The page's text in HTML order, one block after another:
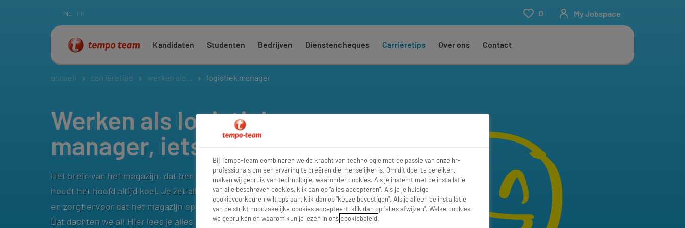
Kandidaten Studenten Bedrijven Dienstencheques Carrièretips Over ons Contact
NL FR 0 My Jobspace
accueil carrièretips werken als... logistiek manager
Werken als logistiek
manager, iets voor jou?
Het brein van het magazijn, dat ben jij als logistiek manager! 🧠 Je
houdt het hoofd altijd koel. Je zet alle medewerkers op de juiste plek
en zorgt ervoor dat het magazijn op volle toeren draait. Interessant?
Dat dachten we al! Hier lees je alles over werken als logistiek
Bij Tempo-Team combineren we de kracht van technologie met de passie van onze hr-
professionals om een ervaring te creëren die menselijker is. Om dit doel te bereiken,
maken wij gebruik van technologie, waaronder cookies. Als je instemt met de installatie
van alle beschreven cookies, klik dan op "alles accepteren". Als je je huidige
cookievoorkeuren wilt opslaan, klik dan op "keuze bevestigen". Als je alleen de installatie
van de strikt noodzakelijke cookies accepteert, klik dan op "alles afwijzen". Welke cookies
we gebruiken en waarom kun je lezen in onscookiebeleid.